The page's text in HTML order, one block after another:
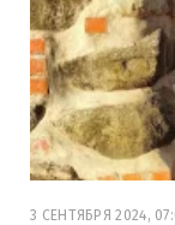
3 СЕНТЯБРЯ 2024,